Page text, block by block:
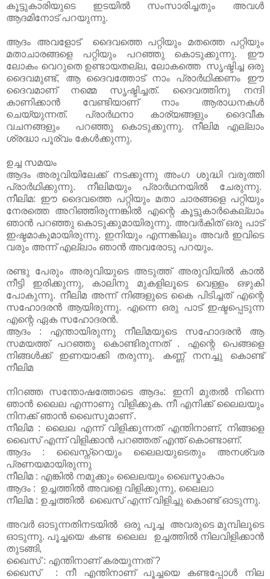
കൂട്ടുകാരിയുടെ ഇടയിൽ സംസാരിച്ചതും അവൾ
ആദമിനോട് പറയുന്നു.
ആദം അവളോട്‌ ദൈവത്തെ പറ്റിയും മതത്തെ പറ്റിയും
മതാചാരങ്ങളെ പറ്റിയും പറഞ്ഞു കൊടുക്കുന്നു. ഈ
ലോകം വെറുതെ ഉണ്ടായതല്ല, ലോകത്തെ സൃഷ്ടിച്ച ഒരു
ദൈവമുണ്ട്, ആ ദൈവത്തോട് നാം പ്രാർഥിക്കണം ഈ
ദൈവമാണ് നമ്മെ സൃഷ്ടിച്ചത്. ദൈവത്തിനു നന്ദി
കാണിക്കാൻ വേണ്ടിയാണ് നാം ആരാധനകൾ
ചെയ്യുന്നത്. പ്രാർഥനാ കാര്യങ്ങളും ദൈവീക
വചനങ്ങളും പറഞ്ഞു കൊടുക്കുന്നു. നീലിമ എല്ലാം
ശ്രദ്ധാ പൂര്വം കേൾക്കുന്നു.
ഉച്ച സമയം
ആദം അരുവിയിലേക്ക് നടക്കുന്നു അംഗ ശുദ്ധി വരുത്തി
പ്രാർഥിക്കുന്നു. നീലിമയും പ്രാർഥനയിൽ ചേരുന്നു.
നീലിമ: ഈ ദൈവത്തെ പറ്റിയും മതാ ചാരങ്ങളെ പറ്റിയും
നേരത്തെ അറിഞ്ഞിരുന്നങ്കിൽ എന്റെ കൂട്ടുകാർകെല്ലാം
ഞാൻ പറഞ്ഞു കൊടുക്കുമായിരുന്നു. അവർകിത് ഒരു പാട്
ഇഷ്ടമാകുമായിരുന്നു. ഇനിയും എന്നങ്കിലും അവർ ഇവിടെ
വരും അന്ന് എല്ലാം ഞാൻ അവരോടു പറയും.
രണ്ടു പേരും അരുവിയുടെ അടുത്ത് അരുവിയിൽ കാൽ
നീട്ടി ഇരിക്കുന്നു, കാലിനു മുകളിലൂടെ വെള്ളം ഒഴുകി
പോകുന്നു. നീലിമ അന്ന് നിങ്ങളുടെ കൈ പിടിച്ചത് എന്റെ
സഹോദരൻ ആയിരുന്നു. എന്നെ ഒരു പാട് ഇഷ്ടപ്പെടുന്ന
എന്റെ ഏക സഹോദരൻ.
ആദം : എന്തായിരുന്നു നീലിമയുടെ സഹോദരൻ ആ
സമയത്ത് പറഞ്ഞു കൊണ്ടിരുന്നത് . എന്റെ പെങ്ങളെ
നിങ്ങൾക്ക് ഇണയാക്കി തരുന്നു. കണ്ണ് നനച്ചു കൊണ്ട്
നീലിമ
നിറഞ്ഞ സന്തോഷത്തോടെ ആദം: ഇനി മുതൽ നിന്നെ
ഞാൻ ലൈല എന്നാണു വിളിക്കുക. നീ എനിക്ക് ലൈലയും
നിനക്ക് ഞാൻ ഖൈസുമാണ് .
നീലിമ : ലൈല എന്ന് വിളിക്കുന്നത് എന്തിനാണ്, നിങ്ങളെ
ഖൈസ് എന്ന് വിളിക്കാൻ പറഞ്ഞത് എന്ത് കൊണ്ടാണ്.
ആദം : ഖൈസ്ന്റെയും ലൈലയുടെതും അനശ്വര
പ്രണയമായിരുന്നു
നീലിമ : എങ്കിൽ നമുക്കും ലൈലയും ഖൈസ്മാകാം
ആദം : ഉച്ചത്തിൽ അവളെ വിളിക്കുന്നു, ലൈലാ
നീലിമ : ഉച്ചത്തിൽ ഖൈസ് എന്ന് വിളിച്ചു കൊണ്ട് ഓടുന്നു.
അവർ ഓടുന്നതിനടയിൽ ഒരു പൂച്ച അവരുടെ മുമ്പിലൂടെ
ഓടുന്നു. പൂച്ചയെ കണ്ട ലൈല ഉച്ചത്തിൽ നിലവിളിക്കാൻ
തുടങ്ങി,
ഖൈസ് : എന്തിനാണ് കരയുന്നത് ?
ഖൈസ് : നീ എന്തിനാണ് പൂച്ചയെ കണ്ടപ്പോൾ നില